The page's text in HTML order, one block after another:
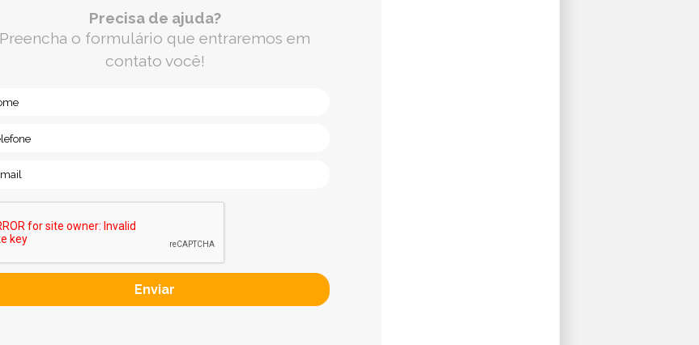
Precisa de ajuda?
Preencha o formulário que entraremos em
contato você!